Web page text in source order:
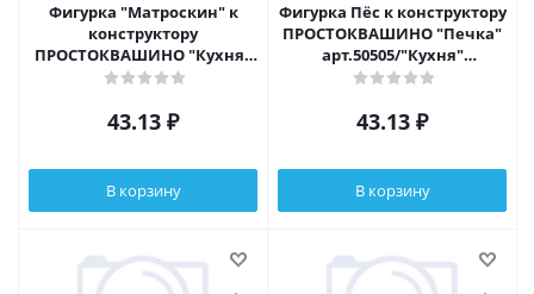
Фигурка "Матроскин" к
конструктору
ПРОСТОКВАШИНО "Кухня"
арт.50506, "Трактор"
43.13 ₽
В корзину
Фигурка Пёс к конструктору
ПРОСТОКВАШИНО "Печка"
арт.50505/"Кухня"
арт.50506/"Трактор"
43.13 ₽
В корзину